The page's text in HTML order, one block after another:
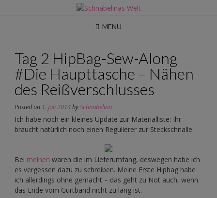
MENU
Tag 2 HipBag-Sew-Along
#Die Haupttasche – Nähen
des Reißverschlusses
Posted on 1. Juli 2014bySchnabelina
Ich habe noch ein kleines Update zur Materialliste: Ihr
braucht natürlich noch einen Regulierer zur Steckschnalle.
Bei meinen waren die im Lieferumfang, deswegen habe ich
es vergessen dazu zu schreiben. Meine Erste Hipbag habe
ich allerdings ohne gemacht – das geht zu Not auch, wenn
das Ende vom Gurtband nicht zu lang ist.